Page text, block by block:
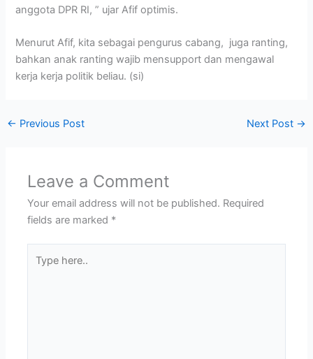
anggota DPR RI, ” ujar Afif optimis.
Menurut Afif, kita sebagai pengurus cabang, juga ranting,
bahkan anak ranting wajib mensupport dan mengawal
kerja kerja politik beliau. (si)
← Previous Post Next Post →
Leave a Comment
Your email address will not be published. Required
fields are marked *
here..